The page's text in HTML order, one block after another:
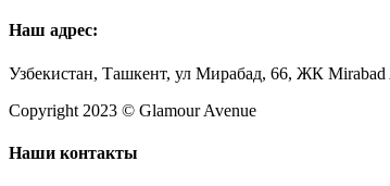
Наш адрес:
Узбекистан, Ташкент, ул Мирабад, 66, ЖК Mirabad
Copyright 2023 © Glamour Avenue
Наши контакты